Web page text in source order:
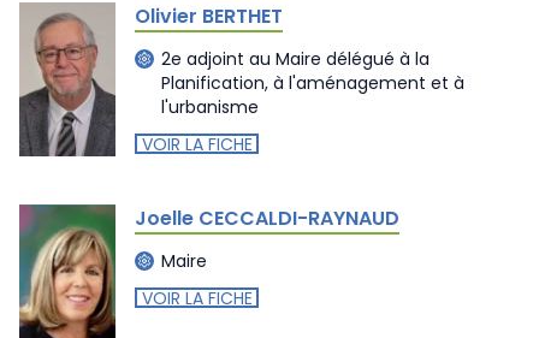
Olivier BERTHET
2e adjoint au Maire délégué à la
Planification, à l'aménagement et à
l'urbanisme
VOIR LA FICHE
Joelle CECCALDI-RAYNAUD
Maire
VOIR LA FICHE